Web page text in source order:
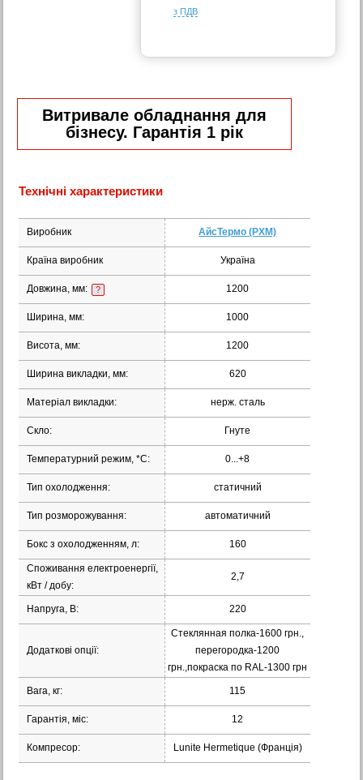
з ПДВ
Витривале обладнання для
бізнесу. Гарантія 1 рік
Технічні характеристики
Виробник АйсТермо (РХМ)
Країна виробник Україна
Довжина, мм: ? 1200
Ширина, мм: 1000
Висота, мм: 1200
Ширина викладки, мм: 620
Матеріал викладки: нерж. сталь
Скло: Гнуте
Температурний режим, *С: 0...+8
Тип охолодження: статичний
Тип розморожування: автоматичний
Бокс з охолодженням, л: 160
Споживання електроенергії,
кВт / добу:
2,7
Напруга, В: 220
Додаткові опції:
Стеклянная полка-1600 грн.,
перегородка-1200
грн.,покраска по RAL-1300 грн
Вага, кг: 115
Гарантія, міс: 12
Компресор: Lunite Hermetique (Франція)